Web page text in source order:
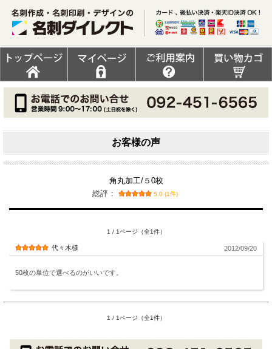
お客様の声
角丸加工/５0枚
総評：
5.0 (1件)
1 / 1ページ（全1件）
代々木様 2012/09/20
50枚の単位で選べるのがいいです。
1 / 1ページ（全1件）